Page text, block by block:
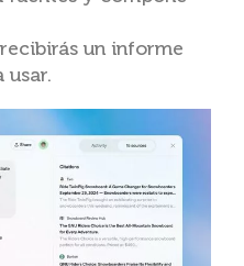
un informe
usar.